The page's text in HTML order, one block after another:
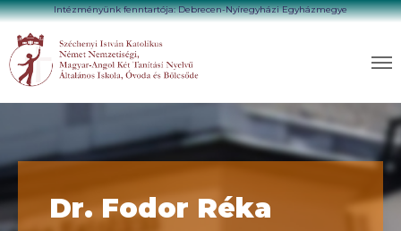
Intézményünk fenntartója: Debrecen-Nyíregyházi Egyházmegye
Dr. Fodor Réka